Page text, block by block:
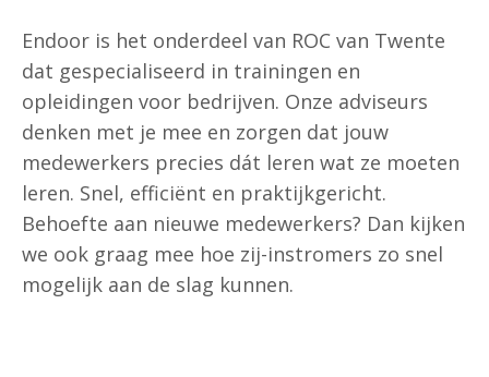
Endoor is het onderdeel van ROC van Twente
dat gespecialiseerd in trainingen en
opleidingen voor bedrijven. Onze adviseurs
denken met je mee en zorgen dat jouw
medewerkers precies dát leren wat ze moeten
leren. Snel, efficiënt en praktijkgericht.
Behoefte aan nieuwe medewerkers? Dan kijken
we ook graag mee hoe zij-instromers zo snel
mogelijk aan de slag kunnen.